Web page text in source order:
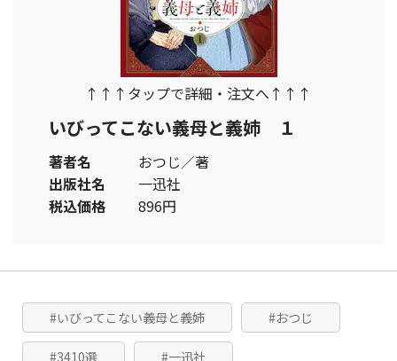
↑↑↑タップで詳細・注文へ↑↑↑
いびってこない義母と義姉 １
著者名
おつじ／著
出版社名
一迅社
税込価格
896円
#いびってこない義母と義姉 #おつじ
#3410選 #一迅社